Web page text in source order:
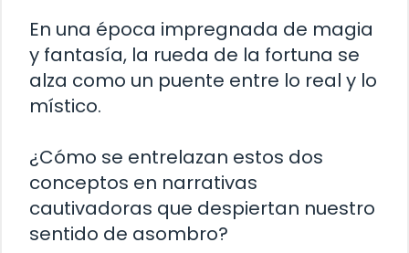
En una época impregnada de magia
y fantasía, la rueda de la fortuna se
alza como un puente entre lo real y lo
místico.
¿Cómo se entrelazan estos dos
conceptos en narrativas
cautivadoras que despiertan nuestro
sentido de asombro?